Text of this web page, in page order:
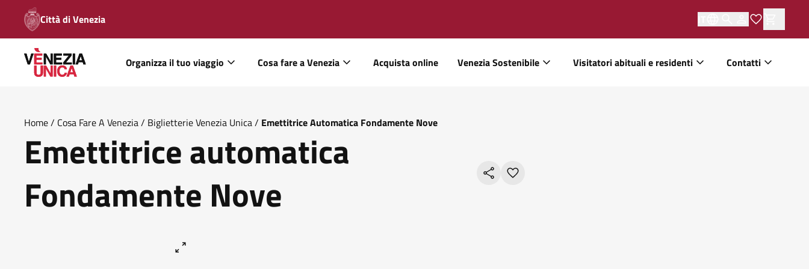
Città di Venezia
Organizza il tuo viaggio Cosa fare a Venezia Acquista online Venezia Sostenibile Visitatori abituali e residenti Contatti
Home/ Cosa Fare A Venezia/ Biglietterie Venezia Unica/ Emettitrice Automatica Fondamente Nove
Emettitrice automatica
Fondamente Nove